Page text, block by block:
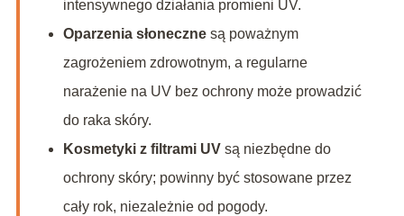
intensywnego działania promieni UV.
Oparzenia słonecznesą poważnym
zagrożeniem zdrowotnym, a regularne
narażenie na UV bez ochrony może prowadzić
do raka skóry.
Kosmetyki z filtrami UVsą niezbędne do
ochrony skóry; powinny być stosowane przez
cały rok, niezależnie od pogody.